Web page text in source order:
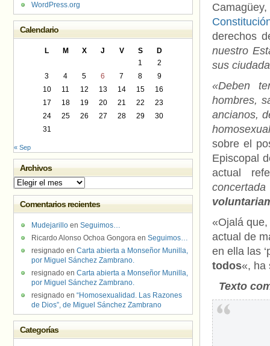
derechos
nuestro
sus
«Deben
hombres,
ancianos,
sobre el
Episcopal
actual
«Ojalá
actual de
en ella las
todos«, ha
Texto
WordPress.org
Calendario
L M X J V S
D
1
2
3
4 5 6 7 8
9
10
11 12 13 14 15
16
17
18 19 20 21 22
23
24
25 26 27 28 29
30
31
« Sep
Archivos
Archivos
Comentarios recientes
Mudejarillo en Seguimos…
Ricardo Alonso Ochoa Gongora en Seguimos…
resignado en Carta abierta a Monseñor Munilla,
por Miguel Sánchez Zambrano.
resignado en Carta abierta a Monseñor Munilla,
por Miguel Sánchez Zambrano.
resignado en “Homosexualidad. Las Razones
de Dios”, de Miguel Sánchez Zambrano
Categorías